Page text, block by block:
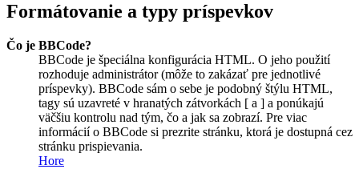
Formátovanie a typy príspevkov
Čo je BBCode?
BBCode je špeciálna konfigurácia HTML. O jeho použití
rozhoduje administrátor (môže to zakázať pre jednotlivé
príspevky). BBCode sám o sebe je podobný štýlu HTML,
tagy sú uzavreté v hranatých zátvorkách [ a ] a ponúkajú
väčšiu kontrolu nad tým, čo a jak sa zobrazí. Pre viac
informácií o BBCode si prezrite stránku, ktorá je dostupná cez
stránku prispievania.
Hore